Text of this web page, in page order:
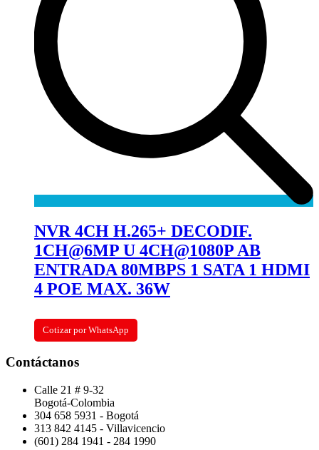
NVR 4CH H.265+ DECODIF.
1CH@6MP U 4CH@1080P AB
ENTRADA 80MBPS 1 SATA 1 HDMI
4 POE MAX. 36W
Cotizar por WhatsApp
Contáctanos
Calle 21 # 9-32
Bogotá-Colombia
304 658 5931 - Bogotá
313 842 4145 - Villavicencio
(601) 284 1941 - 284 1990